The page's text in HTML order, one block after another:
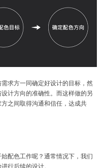
求方一同确定好设计的目标，然
计方向的准确性。而这样做的另
之间取得沟通和信任，达成共
配色工作呢？通常情况下，我们
行后续的设计。